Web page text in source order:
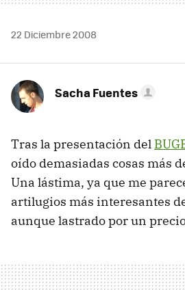
22 Diciembre 2008
Sacha Fuentes
Tras la presentación del
oído demasiadas cosas más
Una lástima, ya que me
artilugios más interesantes
aunque lastrado por un